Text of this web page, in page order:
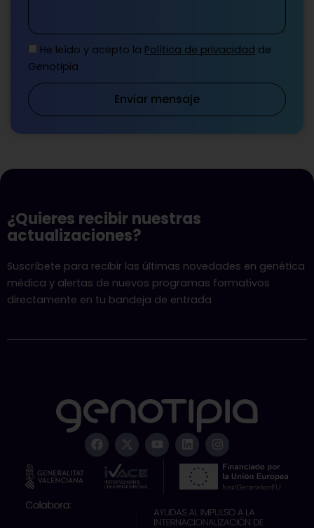
He leído y acepto la Política de privacidad de
Genotipia
Enviar mensaje
¿Quieres recibir nuestras
actualizaciones?
Suscríbete para recibir las últimas novedades en genética
médica y alertas de nuevos programas formativos
directamente en tu bandeja de entrada
F
a
c
X
-
t
w
i
Y
o
u
e
L
i
n
k
e
i
n
I
n
s
a
r
a